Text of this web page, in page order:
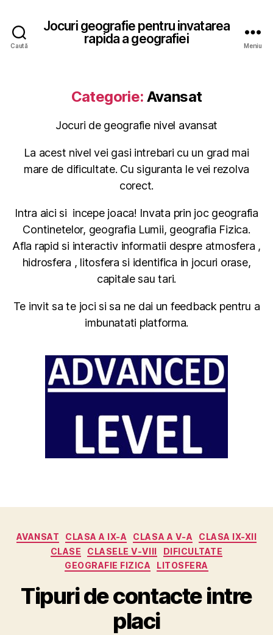
Caută
Jocuri geografie pentru invatarea
rapida a geografiei
Meniu
Categorie: Avansat
Jocuri de geografie nivel avansat
La acest nivel vei gasi intrebari cu un grad mai
mare de dificultate. Cu siguranta le vei rezolva
corect.
Intra aici si incepe joaca! Invata prin joc geografia
Continetelor, geografia Lumii, geografia Fizica.
Afla rapid si interactiv informatii despre atmosfera ,
hidrosfera , litosfera si identifica in jocuri orase,
capitale sau tari.
Te invit sa te joci si sa ne dai un feedback pentru a
imbunatati platforma.
Categorii
AVANSAT CLASA A IX-A CLASA A V-A
CLASA IX-XII
CLASE
CLASELE V-VIII
DIFICULTATE
GEOGRAFIE FIZICA
LITOSFERA
Tipuri de contacte intre
placi